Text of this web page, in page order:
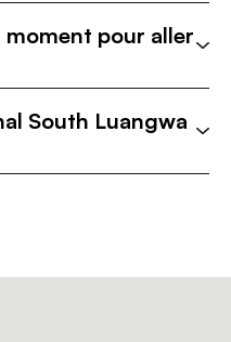
pour aller
South Luangwa